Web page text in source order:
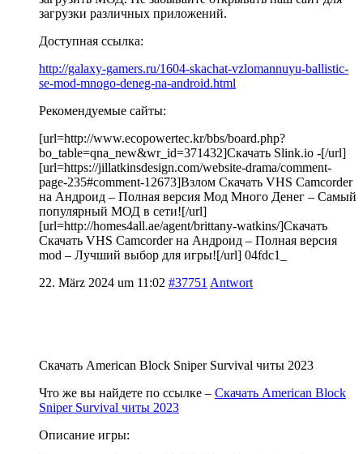
загрузки различных приложений.
Доступная ссылка:
http://galaxy-gamers.ru/1604-skachat-vzlomannuyu-ballistic-
se-mod-mnogo-deneg-na-android.html
Рекомендуемые сайты:
[url=http://www.ecopowertec.kr/bbs/board.php?
bo_table=qna_new&wr_id=371432]Скачать Slink.io -[/url]
[url=https://jillatkinsdesign.com/website-drama/comment-
page-235#comment-12673]Взлом Скачать VHS Camcorder
на Андроид – Полная версия Мод Много Денег – Самый
популярный МОД в сети![/url]
[url=http://homes4all.ae/agent/brittany-watkins/]Скачать
Скачать VHS Camcorder на Андроид – Полная версия
mod – Лучший выбор для игры![/url] 04fdc1_
22. März 2024 um 11:02 #37751 Antwort
Скачать American Block Sniper Survival читы 2023
Что же вы найдете по ссылке – Скачать American Block
Sniper Survival читы 2023
Описание игры: